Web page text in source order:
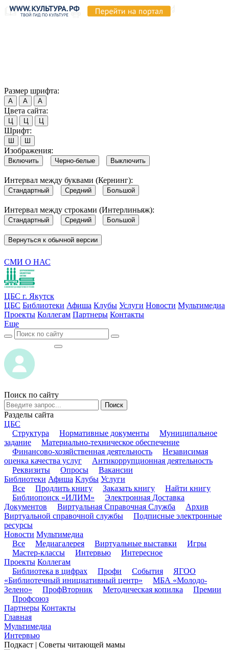
Размер шрифта:
А А А
Цвета сайта:
Ц Ц Ц
Шрифт:
Ш Ш
Изображения:
Включить Черно-белые Выключить
Интервал между буквами (Кернинг):
Стандартный Средний Большой
Интервал между строками (Интерлиньяж):
Стандартный Средний Большой
Вернуться к обычной версии
СМИ О НАС
ЦБС г. Якутск
ЦБС Библиотеки Афиша Клубы Услуги Новости Мультимедиа
Проекты Коллегам Партнеры Контакты
Еще
Поиск по сайту
Поиск
Разделы сайта
ЦБС
Структура
Нормативные документы
Муниципальное
задание
Материально-техническое обеспечение
Финансово-хозяйственная деятельность
Независимая
оценка качества услуг
Антикоррупционная деятельность
Реквизиты
Опросы
Вакансии
Библиотеки Афиша Клубы Услуги
Все
Продлить книгу Заказать книгу
Найти книгу
Библиопоиск «ИЛИМ»
Электронная Доставка
Документов
Виртуальная Справочная Служба
Архив
Виртуальной справочной службы
Подписные электронные
ресурсы
Новости Мультимедиа
Все
Медиагалерея Виртуальные выставки
Игры
Мастер-классы
Интервью
Интересное
Проекты Коллегам
Библиотека в цифрах
Профи События
ЯГОО
«Библиотечный инициативный центр»
МБА «Молодо-
Зелено»
ПрофВторник Методическая копилка
Премии
Профсоюз
Партнеры Контакты
Главная
Мультимедиа
Интервью
Подкаст | Советы читающей мамы